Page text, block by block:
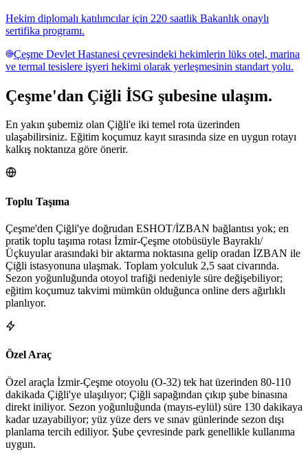
Hekim diplomalı katılımcılar için 220 saatlik Bakanlık onaylı
sertifika programı.
Çeşme Devlet Hastanesi çevresindeki hekimlerin lüks otel, marina
ve termal tesislere işyeri hekimi olarak yerleşmesinin standart yolu.
Çeşme'dan Çiğli İSG şubesine ulaşım.
En yakın şubemiz olan Çiğli'e iki temel rota üzerinden
ulaşabilirsiniz. Eğitim koçumuz kayıt sırasında size en uygun rotayı
kalkış noktanıza göre önerir.
Toplu Taşıma
Çeşme'den Çiğli'ye doğrudan ESHOT/İZBAN bağlantısı yok; en
pratik toplu taşıma rotası İzmir-Çeşme otobüsüyle Bayraklı/
Üçkuyular arasındaki bir aktarma noktasına gelip oradan İZBAN ile
Çiğli istasyonuna ulaşmak. Toplam yolculuk 2,5 saat civarında.
Sezon yoğunluğunda otoyol trafiği nedeniyle süre değişebiliyor;
eğitim koçumuz takvimi mümkün olduğunca online ders ağırlıklı
planlıyor.
Özel Araç
Özel araçla İzmir-Çeşme otoyolu (O-32) tek hat üzerinden 80-110
dakikada Çiğli'ye ulaşılıyor; Çiğli sapağından çıkıp şube binasına
direkt iniliyor. Sezon yoğunluğunda (mayıs-eylül) süre 130 dakikaya
kadar uzayabiliyor; yüz yüze ders ve sınav günlerinde sezon dışı
planlama tercih ediliyor. Şube çevresinde park genellikle kullanıma
uygun.